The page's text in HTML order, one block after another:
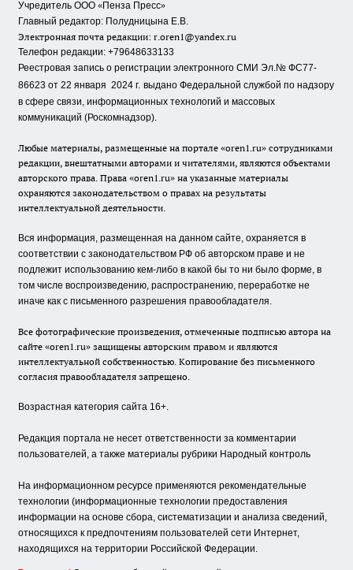
Учредитель ООО «Пенза Пресс»
Главный редактор: Полудницына Е.В.
Электронная почта редакции: r.oren1@yandex.ru
Телефон редакции: +79648633133
Реестровая запись о регистрации электронного СМИ Эл.№ ФС77-
86623 от 22 января 2024 г. выдано Федеральной службой по надзору
в сфере связи, информационных технологий и массовых
коммуникаций (Роскомнадзор).
Любые материалы, размещенные на портале «oren1.ru» сотрудниками
редакции, внештатными авторами и читателями, являются объектами
авторского права. Права «oren1.ru» на указанные материалы
охраняются законодательством о правах на результаты
интеллектуальной деятельности.
Вся информация, размещенная на данном сайте, охраняется в
соответствии с законодательством РФ об авторском праве и не
подлежит использованию кем-либо в какой бы то ни было форме, в
том числе воспроизведению, распространению, переработке не
иначе как с письменного разрешения правообладателя.
Все фотографические произведения, отмеченные подписью автора на
сайте «oren1.ru» защищены авторским правом и являются
интеллектуальной собственностью. Копирование без письменного
согласия правообладателя запрещено.
Возрастная категория сайта 16+.
Редакция портала не несет ответственности за комментарии
пользователей, а также материалы рубрики Народный контроль
На информационном ресурсе применяются рекомендательные
технологии (информационные технологии предоставления
информации на основе сбора, систематизации и анализа сведений,
относящихся к предпочтениям пользователей сети Интернет,
находящихся на территории Российской Федерации.